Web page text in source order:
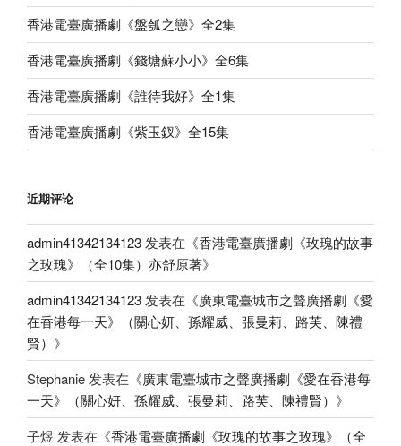
香港電臺廣播劇《盤瓠之戀》全2集
香港電臺廣播劇《錢塘蘇小小》全6集
香港電臺廣播劇《誰待我好》全1集
香港電臺廣播劇《紫玉釵》全15集
近期评论
admin41342134123 发表在《香港電臺廣播劇《玫瑰的故事
之玫瑰》（全10集）亦舒原著》
admin41342134123 发表在《廣東電臺城市之聲廣播劇《愛
在香港每一天》（關心妍、孫耀威、張曼莉、路芙、陳禮
賢） 》
Stephanie 发表在《廣東電臺城市之聲廣播劇《愛在香港每
一天》（關心妍、孫耀威、張曼莉、路芙、陳禮賢） 》
子煜 发表在《香港電臺廣播劇《玫瑰的故事之玫瑰》（全